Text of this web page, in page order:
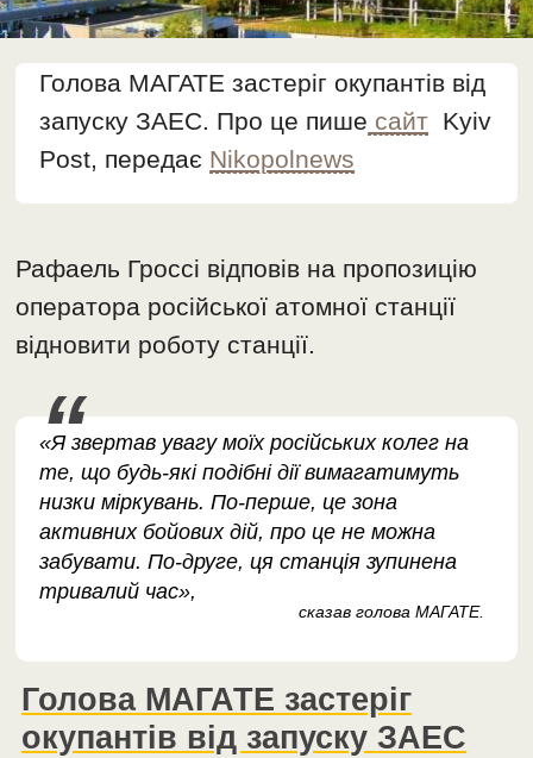
Голова МАГАТЕ застеріг окупантів від
запуску ЗАЕС. Про це пише сайт Kyiv
Post, передає Nikopolnews
Рафаель Гроссі відповів на пропозицію
оператора російської атомної станції
відновити роботу станції.
«Я звертав увагу моїх російських колег на
те, що будь-які подібні дії вимагатимуть
низки міркувань. По-перше, це зона
активних бойових дій, про це не можна
забувати. По-друге, ця станція зупинена
тривалий час»,
сказав голова МАГАТЕ.
Голова МАГАТЕ застеріг
окупантів від запуску ЗАЕС